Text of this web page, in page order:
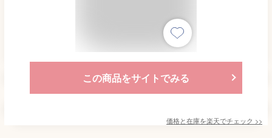
この商品をサイトでみる
価格と在庫を楽天でチェック >>